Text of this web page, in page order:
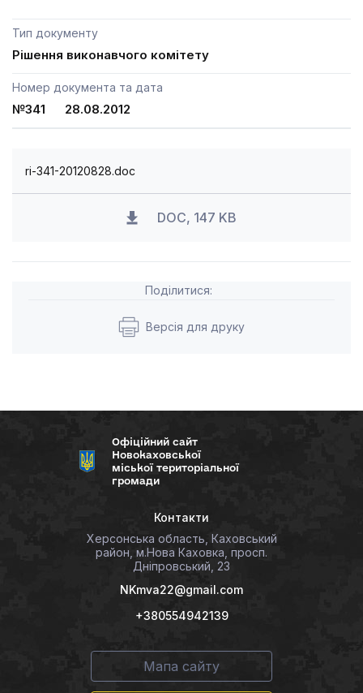
Тип документу
Рішення виконавчого комітету
Номер документа та дата
№341 28.08.2012
ri-341-20120828.doc
DOC, 147 KB
Поділитися:
Версія для друку
Офіційний сайт
Новокаховської
міської територіальної
громади
Контакти
Херсонська область, Каховський
район, м.Нова Каховка, просп.
Дніпровський, 23
NKmva22@gmail.com
+380554942139
Мапа сайту